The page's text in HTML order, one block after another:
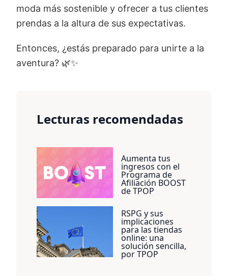
moda más sostenible y ofrecer a tus clientes
prendas a la altura de sus expectativas.
Entonces, ¿estás preparado para unirte a la
aventura? 🌿✨
Lecturas recomendadas
Aumenta tus
ingresos con el
Programa de
Afiliación BOOST
de TPOP
RSPG y sus
implicaciones
para las tiendas
online: una
solución sencilla,
por TPOP